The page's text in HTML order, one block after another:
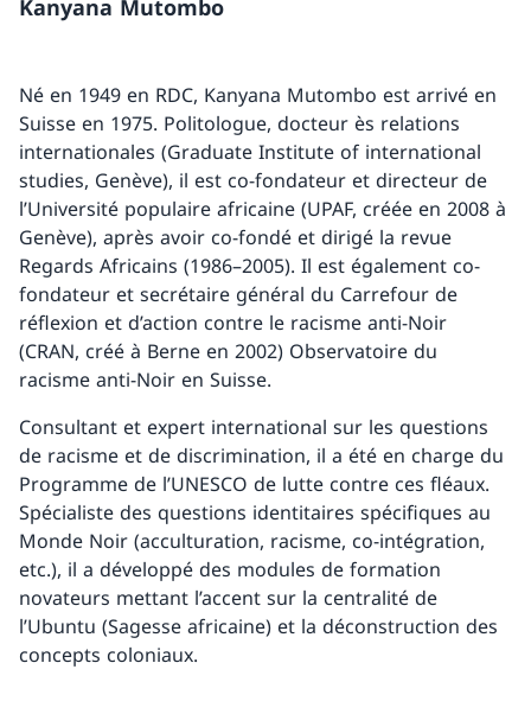
Kanyana Mutombo
Né en 1949 en RDC, Kanyana Mutombo est arrivé en
Suisse en 1975. Politologue, docteur ès relations
internationales (Graduate Institute of international
studies, Genève), il est co-fondateur et directeur de
l’Université populaire africaine (UPAF, créée en 2008 à
Genève), après avoir co-fondé et dirigé la revue
Regards Africains (1986–2005). Il est également co-
fondateur et secrétaire général du Carrefour de
réflexion et d’action contre le racisme anti-Noir
(CRAN, créé à Berne en 2002) Observatoire du
racisme anti-Noir en Suisse.
Consultant et expert international sur les questions
de racisme et de discrimination, il a été en charge du
Programme de l’UNESCO de lutte contre ces fléaux.
Spécialiste des questions identitaires spécifiques au
Monde Noir (acculturation, racisme, co-intégration,
etc.), il a développé des modules de formation
novateurs mettant l’accent sur la centralité de
l’Ubuntu (Sagesse africaine) et la déconstruction des
concepts coloniaux.